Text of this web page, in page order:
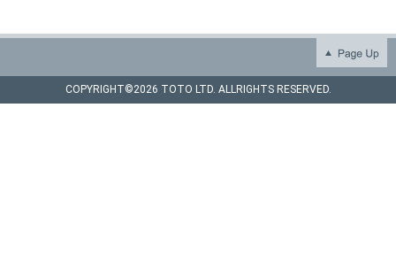
COPYRIGHT©2026 TOTO LTD. ALLRIGHTS RESERVED.